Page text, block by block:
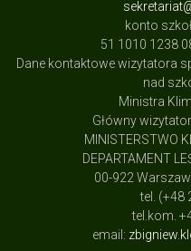
konto
51 1010 1238
Dane kontaktowe wizytatora
nad
Ministra
Główny
MINISTERSTWO
DEPARTAMENT
00-922
tel. (+48
tel.kom.
email: